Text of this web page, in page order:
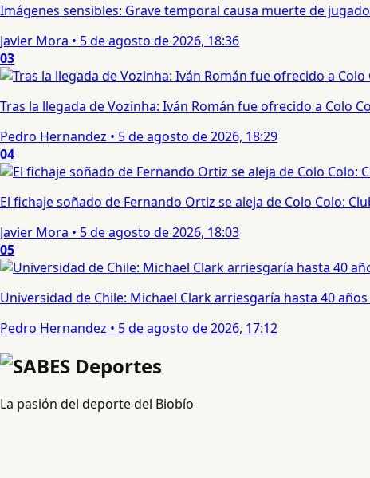
Imágenes sensibles: Grave temporal causa muerte de
Javier Mora • 5 de agosto de 2026, 18:36
03
Tras la llegada de Vozinha: Iván Román fue ofrecido a Colo
Pedro Hernandez • 5 de agosto de 2026, 18:29
04
El fichaje soñado de Fernando Ortiz se aleja de Colo Colo:
Javier Mora • 5 de agosto de 2026, 18:03
05
Universidad de Chile: Michael Clark arriesgaría hasta 40
Pedro Hernandez • 5 de agosto de 2026, 17:12
La pasión del deporte del Biobío